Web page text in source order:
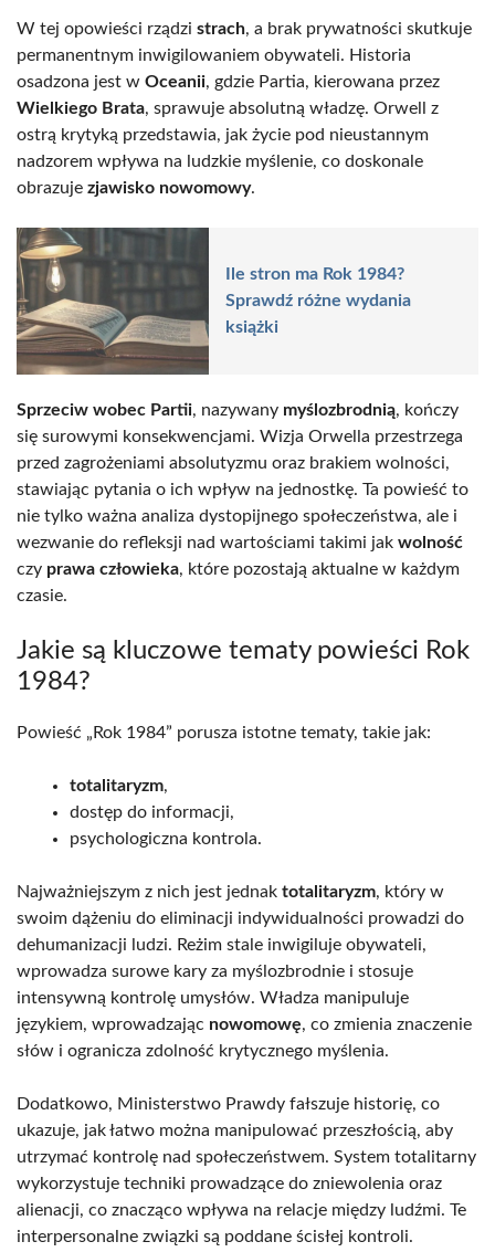
W tej opowieści rządzi strach, a brak prywatności skutkuje
permanentnym inwigilowaniem obywateli. Historia
osadzona jest w Oceanii, gdzie Partia, kierowana przez
Wielkiego Brata, sprawuje absolutną władzę. Orwell z
ostrą krytyką przedstawia, jak życie pod nieustannym
nadzorem wpływa na ludzkie myślenie, co doskonale
obrazuje zjawisko nowomowy.
Ile stron ma Rok 1984?
Sprawdź różne wydania
książki
Sprzeciw wobec Partii, nazywany myślozbrodnią, kończy
się surowymi konsekwencjami. Wizja Orwella przestrzega
przed zagrożeniami absolutyzmu oraz brakiem wolności,
stawiając pytania o ich wpływ na jednostkę. Ta powieść to
nie tylko ważna analiza dystopijnego społeczeństwa, ale i
wezwanie do refleksji nad wartościami takimi jak wolność
czy prawa człowieka, które pozostają aktualne w każdym
czasie.
Jakie są kluczowe tematy powieści Rok
1984?
Powieść „Rok 1984” porusza istotne tematy, takie jak:
totalitaryzm,
dostęp do informacji,
psychologiczna kontrola.
Najważniejszym z nich jest jednak totalitaryzm, który w
swoim dążeniu do eliminacji indywidualności prowadzi do
dehumanizacji ludzi. Reżim stale inwigiluje obywateli,
wprowadza surowe kary za myślozbrodnie i stosuje
intensywną kontrolę umysłów. Władza manipuluje
językiem, wprowadzając nowomowę, co zmienia znaczenie
słów i ogranicza zdolność krytycznego myślenia.
Dodatkowo, Ministerstwo Prawdy fałszuje historię, co
ukazuje, jak łatwo można manipulować przeszłością, aby
utrzymać kontrolę nad społeczeństwem. System totalitarny
wykorzystuje techniki prowadzące do zniewolenia oraz
alienacji, co znacząco wpływa na relacje między ludźmi. Te
interpersonalne związki są poddane ścisłej kontroli.